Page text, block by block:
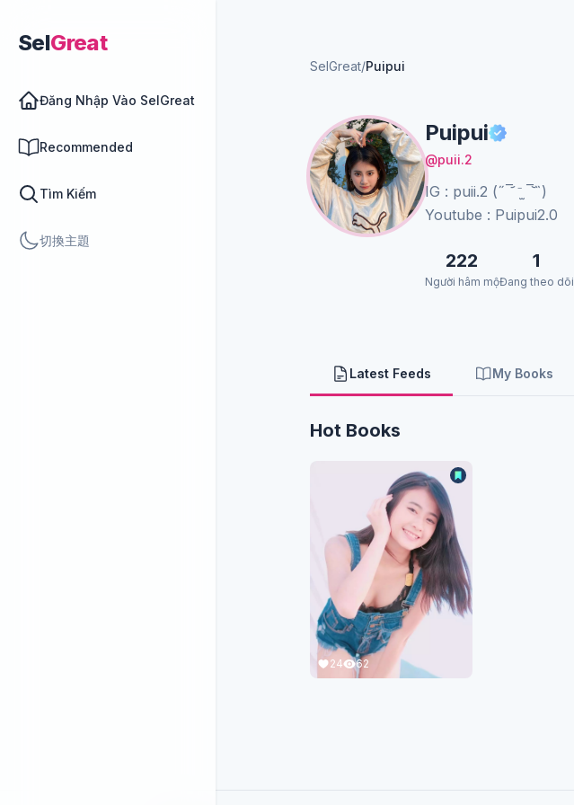
SelGreat
Đăng Nhập Vào SelGreat
Recommended
Tìm Kiếm
切換主題
SelGreat/Puipui
Puipui
@puii.2
IG : puii.2 (˶‾᷄ ⁻̫ ‾᷅˵)
Youtube : Puipui2.0
222
Người hâm mộ
1
Đang theo dõi
Latest Feeds My Books
Hot Books
24 62